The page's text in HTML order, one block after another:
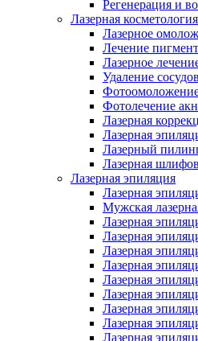
Регенерация и
Лазерная косметология
Лазерное
Лечение
Лазерное
Удаление
Фотолечение
Лазерная
Лазерная
Лазерный
Лазерная
Лазерная эпиляция
Лазерная
Мужская
Лазерная
Лазерная
Лазерная
Лазерная
Лазерная
Лазерная
Лазерная
Лазерная
Лазерная